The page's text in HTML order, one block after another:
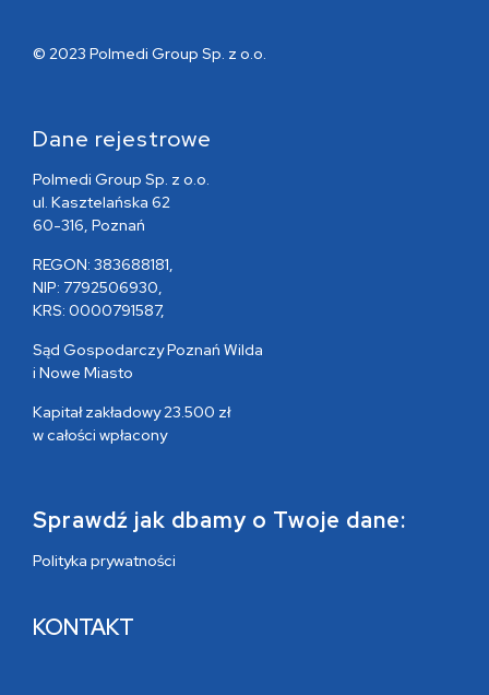
© 2023 Polmedi Group Sp. z o.o.
Dane rejestrowe
Polmedi Group Sp. z o.o.
ul. Kasztelańska 62
60-316, Poznań
REGON: 383688181,
NIP: 7792506930,
KRS: 0000791587,
Sąd Gospodarczy Poznań Wilda
i Nowe Miasto
Kapitał zakładowy 23.500 zł
w całości wpłacony
Sprawdź jak dbamy o Twoje dane:
Polityka prywatności
KONTAKT